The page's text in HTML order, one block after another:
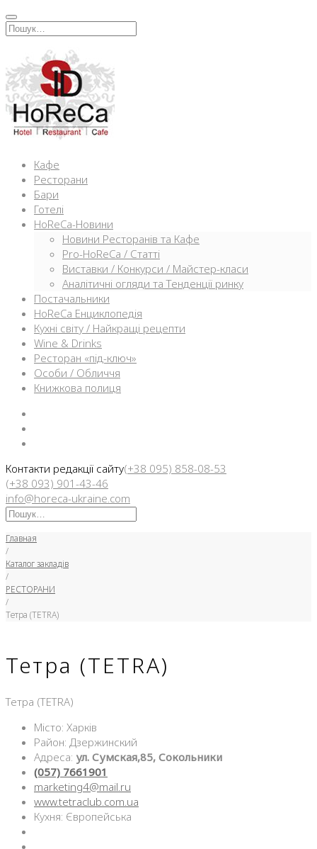
Перейти
кИскать:
Кафе
Ресторани
Бари
Готелі
HoReCa-Новини
Новини Ресторанів та Кафе
Pro-HoReCa / Статті
Виставки / Конкурси / Майстер-класи
Аналітичні огляди та Тенденції ринку
Постачальники
HoReCa Енциклопедія
Кухні світу / Найкращі рецепти
Wine & Drinks
Ресторан «під-ключ»
Особи / Обличчя
Книжкова полиця
Контакти редакції сайту(+38 095) 858-08-53
(+38 093) 901-43-46
info@horeca-ukraine.com
Искать:
Главная
/
Каталог закладів
/
РЕСТОРАНИ
/
Тетра (TETRA)
Тетра (TETRA)
Тетра (TETRA)
Місто: Харків
Район: Дзержинский
Адреса: ул. Сумская,85, Сокольники
(057) 7661901
marketing4@mail.ru
www.tetraclub.com.ua
Кухня: Європейська